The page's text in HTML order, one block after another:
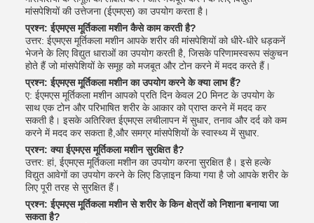
मांसपेशियों की उत्तेजना (ईएमएस) का उपयोग करता है।
प्रश्न: ईएमएस मूर्तिकला मशीन कैसे काम करती है?
उत्तर: ईएमएस मूर्तिकला मशीन आपके शरीर की मांसपेशियों को धीरे-धीरे धड़कनें
भेजने के लिए विद्युत धाराओं का उपयोग करती है, जिसके परिणामस्वरूप संकुचन
होते हैं जो मांसपेशियों के समूह को मजबूत और टोन करने में मदद करते हैं।
प्रश्न: ईएमएस मूर्तिकला मशीन का उपयोग करने के क्या लाभ हैं?
ए: ईएमएस मूर्तिकला मशीन आपको प्रति दिन केवल 20 मिनट के उपयोग के
साथ एक टोन और परिभाषित शरीर के आकार को प्राप्त करने में मदद कर
सकती है। इसके अतिरिक्त ईएमएस लचीलापन में सुधार, तनाव और दर्द को कम
करने में मदद कर सकता है,और समग्र मांसपेशियों के स्वास्थ्य में सुधार.
प्रश्न: क्या ईएमएस मूर्तिकला मशीन सुरक्षित है?
उत्तर: हां, ईएमएस मूर्तिकला मशीन का उपयोग करना सुरक्षित है। इसे हल्के
विद्युत आवेगों का उपयोग करने के लिए डिज़ाइन किया गया है जो आपके शरीर के
लिए पूरी तरह से सुरक्षित हैं।
प्रश्न: ईएमएस मूर्तिकला मशीन से शरीर के किन क्षेत्रों को निशाना बनाया जा
सकता है?